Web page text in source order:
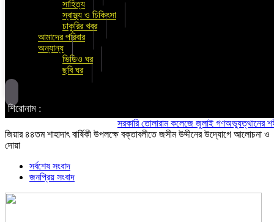
সাহিত্য
স্বাস্থ্য ও চিকিৎসা
চাকুরির খবর
আমাদের পরিবার
অন্যান্য
ভিডিও ঘর
ছবি ঘর
শিরোনাম :
সরকারি তোলারাম কলেজে জুলাই গণঅভ্যুত্থানের
জিয়ার ৪৪তম শাহাদাৎ বার্ষিকী উপলক্ষে বক্তাবলীতে জসীম উদ্দীনের উদ্যোগে আলোচনা ও
দোয়া
সর্বশেষ সংবাদ
জনপ্রিয় সংবাদ